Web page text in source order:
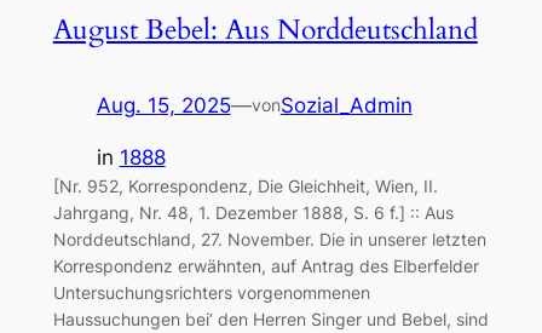
August Bebel: Aus Norddeutschland
Aug. 15, 2025—vonSozial_Admin
in 1888
[Nr. 952, Korrespondenz, Die Gleichheit, Wien, II.
Jahrgang, Nr. 48, 1. Dezember 1888, S. 6 f.] :: Aus
Norddeutschland, 27. November. Die in unserer letzten
Korrespondenz erwähnten, auf Antrag des Elberfelder
Untersuchungsrichters vorgenommenen
Haussuchungen bei‘ den Herren Singer und Bebel, sind